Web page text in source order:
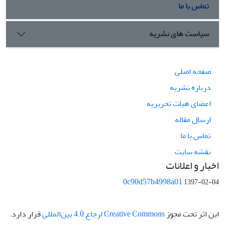
تماس با ما
سیاست های نشریه
صفحه اصلی
درباره نشریه
اعضای هیات تحریریه
ارسال مقاله
تماس با ما
نقشه سایت
اخبار و اعلانات
0c90d57b4998a011397-02-04
این اثر تحت مجوز Creative Commons ارجاع 4.0 بین‌المللی قرار دارد.